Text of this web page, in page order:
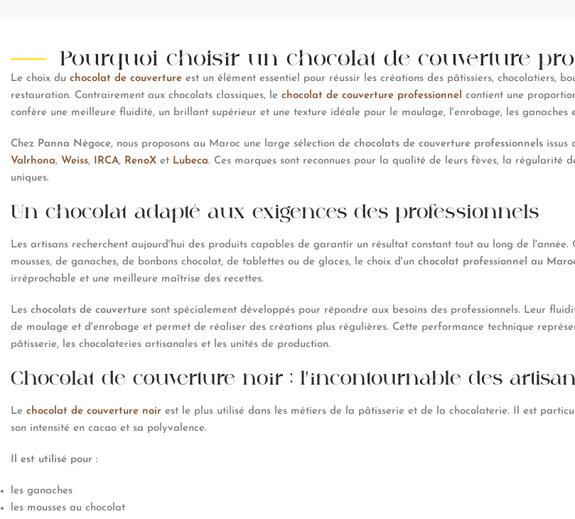
Pourquoi choisir un chocolat de couverture
Le choix du chocolat de couverture est un élément essentiel pour réussir les créations des pâtissiers, chocolatiers,
restauration. Contrairement aux chocolats classiques, le chocolat de couverture professionnel contient une
confère une meilleure fluidité, un brillant supérieur et une texture idéale pour le moulage, l'enrobage, les ganaches
Chez Panna Négoce, nous proposons au Maroc une large sélection de chocolats de couverture professionnels issus
Valrhona, Weiss, IRCA, RenoX et Lubeca. Ces marques sont reconnues pour la qualité de leurs fèves, la régularité
uniques.
Un chocolat adapté aux exigences des professionnels
Les artisans recherchent aujourd'hui des produits capables de garantir un résultat constant tout au long de
mousses, de ganaches, de bonbons chocolat, de tablettes ou de glaces, le choix d'un chocolat professionnel au
irréprochable et une meilleure maîtrise des recettes.
Les chocolats de couverture sont spécialement développés pour répondre aux besoins des professionnels. Leur
de moulage et d'enrobage et permet de réaliser des créations plus régulières. Cette performance technique
pâtisserie, les chocolateries artisanales et les unités de production.
Chocolat de couverture noir : l'incontournable des
Le chocolat de couverture noir est le plus utilisé dans les métiers de la pâtisserie et de la chocolaterie. Il est
son intensité en cacao et sa polyvalence.
Il est utilisé pour :
les ganaches
les mousses au chocolat